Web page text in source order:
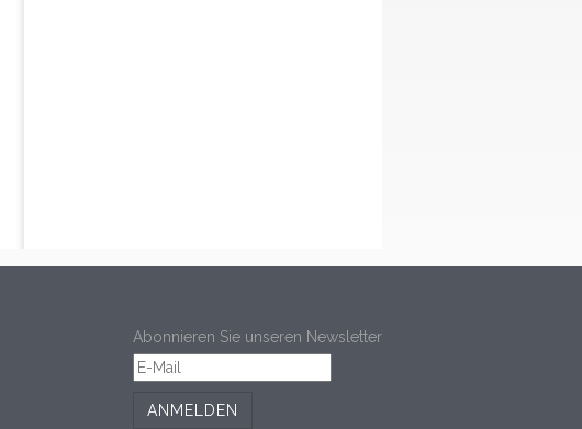
Abonnieren Sie unseren Newsletter
ANMELDEN